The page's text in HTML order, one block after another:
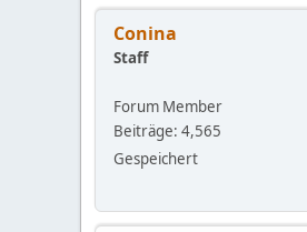
Conina
Staff
Forum Member
Beiträge: 4,565
Gespeichert